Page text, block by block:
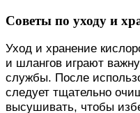
Советы по уходу и
Уход и хранение
и шлангов играют
службы. После
следует тщательно
высушивать, чтобы